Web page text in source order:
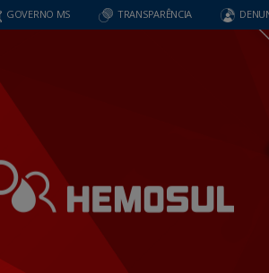
GOVERNO MS TRANSPARÊNCIA